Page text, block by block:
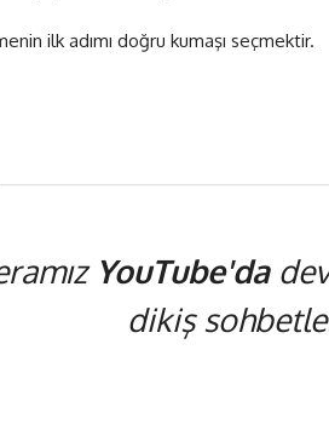
ilk adımı doğru kumaşı seçmektir.
YouTube'da
dikiş